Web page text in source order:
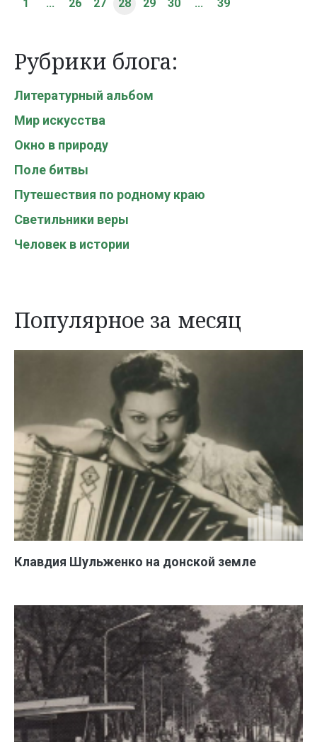
1 ... 26 27 28 29 30 ... 39
Рубрики блога:
Литературный альбом
Мир искусства
Окно в природу
Поле битвы
Путешествия по родному краю
Светильники веры
Человек в истории
Популярное за месяц
Клавдия Шульженко на донской земле